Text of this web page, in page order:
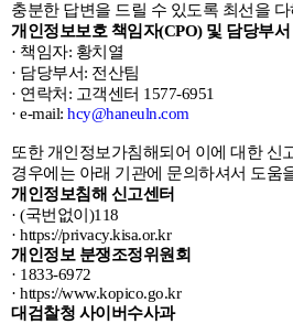
충분한 답변을 드릴 수 있도록 최선을
개인정보보호 책임자(CPO) 및 담당부서
· 책임자: 황치열
· 담당부서: 전산팀
· 연락처: 고객센터 1577-6951
· e-mail: hcy@haneuln.com
또한 개인정보가침해되어 이에 대한 신
경우에는 아래 기관에 문의하셔서 도움
개인정보침해 신고센터
· (국번없이)118
· https://privacy.kisa.or.kr
개인정보 분쟁조정위원회
· 1833-6972
· https://www.kopico.go.kr
대검찰청 사이버수사과